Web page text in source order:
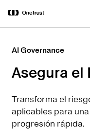
OneTrust nombrada
Magic Quadrant™ de
para plataformas de
AI Governance
Asegura el
Transforma el
aplicables para
progresión rápida.